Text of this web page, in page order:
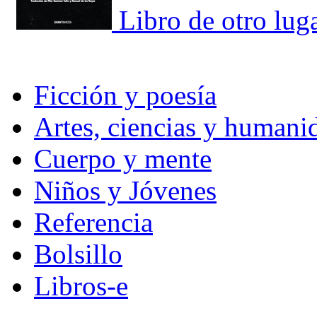
Libro de otro
Ficción y poesía
Artes, ciencias y
Cuerpo y mente
Niños y Jóvenes
Referencia
Bolsillo
Libros-e